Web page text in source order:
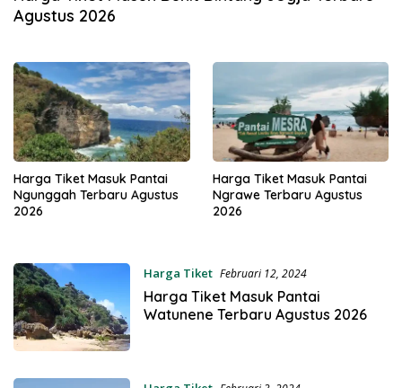
Agustus 2026
Harga Tiket Masuk Pantai
Ngunggah Terbaru Agustus
2026
Harga Tiket Masuk Pantai
Ngrawe Terbaru Agustus
2026
Harga Tiket Februari 12, 2024
Harga Tiket Masuk Pantai
Watunene Terbaru Agustus 2026